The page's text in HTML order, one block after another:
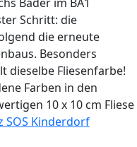
Schritt: die
die erneute
Besonders
dieselbe Fliesenfarbe!
Farben in den
10 x 10 cm Fliese
SOS Kinderdorf